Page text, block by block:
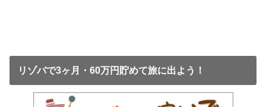
リゾバで3ヶ月・60万円貯めて旅に出よう！